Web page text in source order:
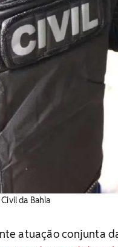
da Bahia
atuação conjunta